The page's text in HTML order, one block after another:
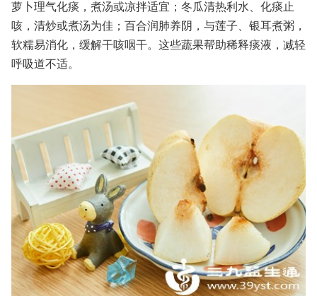
萝卜理气化痰，煮汤或凉拌适宜；冬瓜清热利水、化痰止
咳，清炒或煮汤为佳；百合润肺养阴，与莲子、银耳煮粥，
软糯易消化，缓解干咳咽干。这些蔬果帮助稀释痰液，减轻
呼吸道不适。